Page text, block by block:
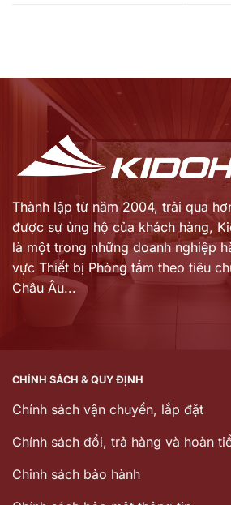
Thành lập từ năm 2004, trải qua
được sự ủng hộ của khách hàng,
là một trong những doanh nghiệp
vực Thiết bị Phòng tắm theo tiêu
Châu Âu...
CHÍNH SÁCH & QUY ĐỊNH
Chính sách vận chuyển, lắp đặt
Chính sách đổi, trả hàng và hoàn
Chinh sách bảo hành